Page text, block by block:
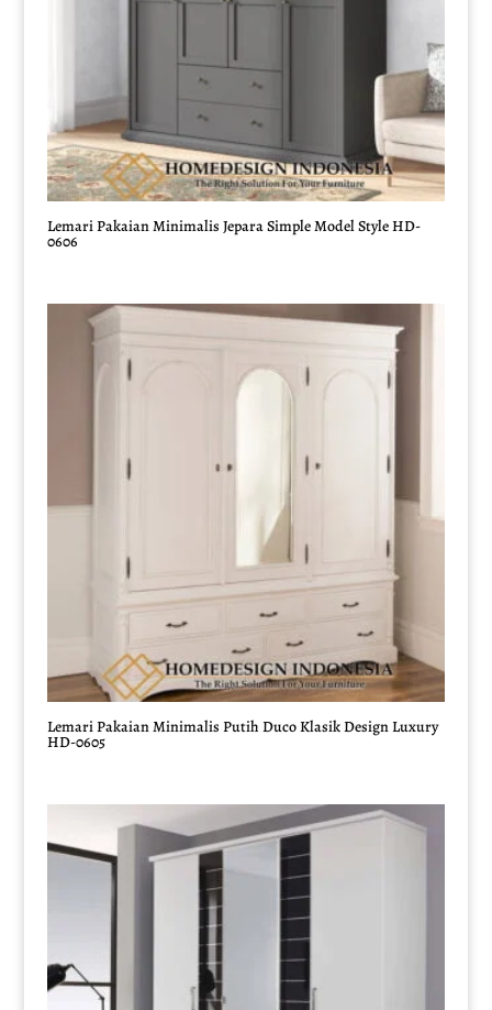
Lemari Pakaian Minimalis Jepara Simple Model Style HD-
0606
Lemari Pakaian Minimalis Putih Duco Klasik Design Luxury
HD-0605